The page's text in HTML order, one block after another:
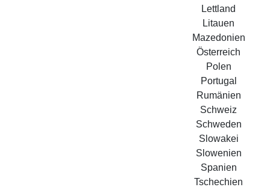
Lettland
Litauen
Mazedonien
Österreich
Polen
Portugal
Rumänien
Schweiz
Schweden
Slowakei
Slowenien
Spanien
Tschechien